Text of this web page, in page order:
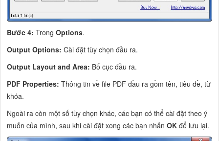
Bước 4:TrongOptions.
Output Options:Cài đặt tùy chọn đầu ra.
Output Layout and Area: Bố cục đầu ra.
PDF Properties:Thông tin về file PDF đầu ra gồm tên, tiêu đề, từ
khóa.
Ngoài ra còn một số tùy chọn khác, các bạn có thể cài đặt theo ý
muốn của mình, sau khi cài đặt xong các bạn nhấnOK để lưu lại.